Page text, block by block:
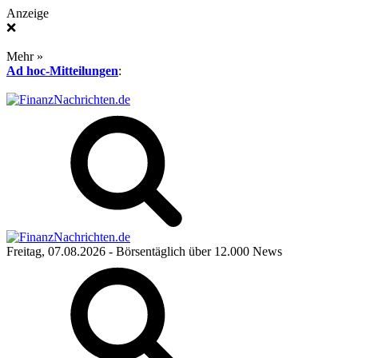
Anzeige
❌
Mehr »
Ad hoc-Mitteilungen:
Freitag, 07.08.2026 - Börsentäglich über 12.000 News